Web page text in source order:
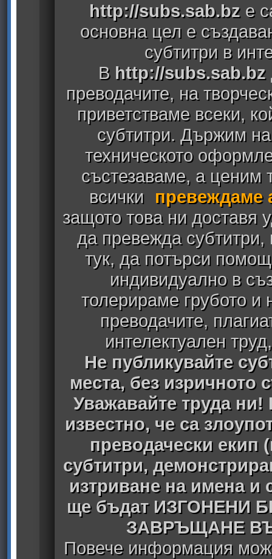
http://subs.sab.bz е
основна цел е
субтитри в
В http://subs.sab.bz
преводачите, на
приветстваме всеки,
субтитри. Държим
техническото
състезаваме, а ценим
всички
превеждаме
защото това ни доставя
да превежда
тук, да потърси
индивидуално в
толерираме грубото
преводачите,
интелектуален
Не публикувайте
места, без изричното
Уважавайте труда ни!
известно, че са
преводачески екип
субтитри,
изтриване на имена
ще бъдат ИЗГОНЕНИ
ЗАВРЪЩАНЕ
Повече информация